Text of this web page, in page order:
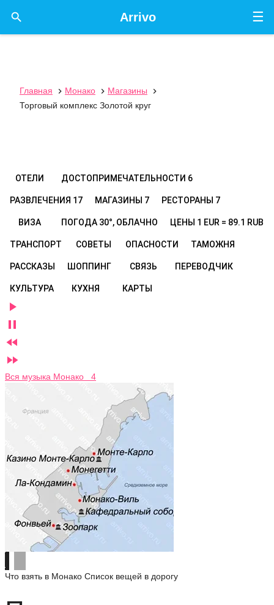
☰
Arrivo

Главная  Монако  Магазины

Торговый комплекс Золотой круг
ОТЕЛИ ДОСТОПРИМЕЧАТЕЛЬНОСТИ 6
РАЗВЛЕЧЕНИЯ 17 МАГАЗИНЫ 7 РЕСТОРАНЫ 7
ВИЗА ПОГОДА 30°, ОБЛАЧНО ЦЕНЫ 1 EUR = 89.1 RUB
ТРАНСПОРТ СОВЕТЫ ОПАСНОСТИ ТАМОЖНЯ
РАССКАЗЫ ШОППИНГ СВЯЗЬ ПЕРЕВОДЧИК
КУЛЬТУРА КУХНЯ КАРТЫ




Вся музыка Монако 4
Что взять в Монако Список вещей в дорогу